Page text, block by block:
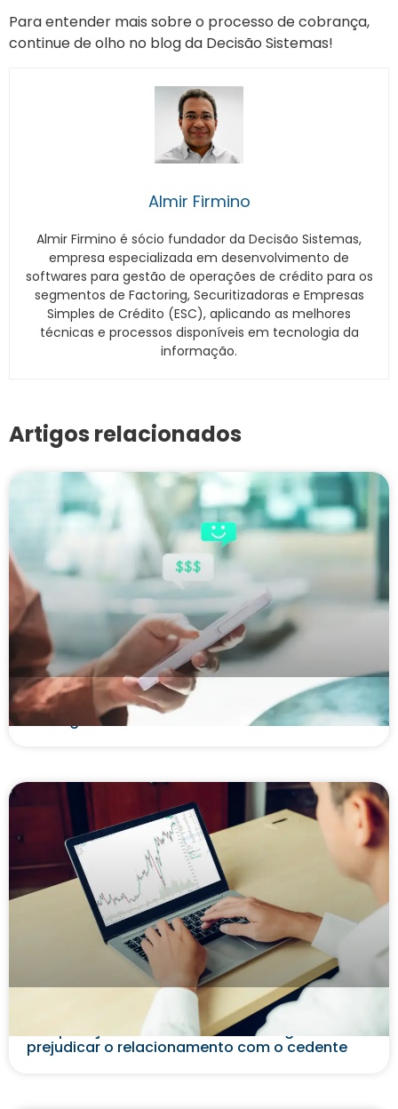
Para entender mais sobre o processo de cobrança,
continue de olho no blog da Decisão Sistemas!
Almir Firmino
Almir Firmino é sócio fundador da Decisão Sistemas,
empresa especializada em desenvolvimento de
softwares para gestão de operações de crédito para os
segmentos de Factoring, Securitizadoras e Empresas
Simples de Crédito (ESC), aplicando as melhores
técnicas e processos disponíveis em tecnologia da
informação.
Artigos relacionados
Cobrança pelo WhatsApp é legal? Conheça as
vantagens do canal e como utilizá-lo
Além da cobrança: estratégias para
recuperação de crédito no Factoring sem
prejudicar o relacionamento com o cedente